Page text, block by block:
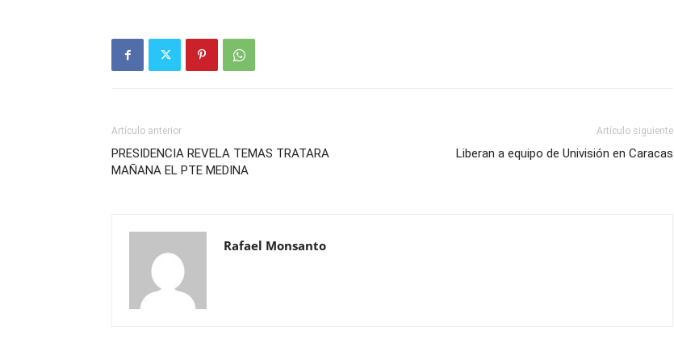
Artículo anterior
PRESIDENCIA REVELA TEMAS TRATARA
MAÑANA EL PTE MEDINA
Artículo siguiente
Liberan a equipo de Univisión en Caracas
Rafael Monsanto